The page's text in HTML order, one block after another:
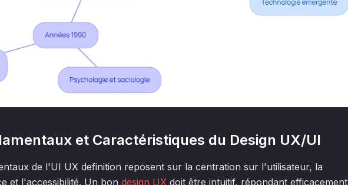
et Caractéristiques du Design UX/UI
de l'UI UX definition reposent sur la centration sur l'utilisateur, la
et l'accessibilité. Un bon design UX doit être intuitif, répondant efficacement